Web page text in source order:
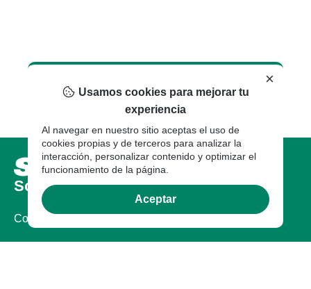
Sobre nosotros
Compañia
×
Usamos cookies para mejorar tu
experiencia
Al navegar en nuestro sitio aceptas el uso de
cookies propias y de terceros para analizar la
interacción, personalizar contenido y optimizar el
funcionamiento de la página.
Aceptar